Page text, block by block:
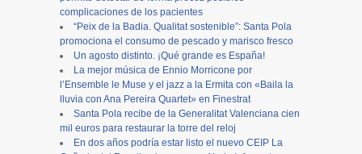
complicaciones de los pacientes
“Peix de la Badia. Qualitat sostenible”: Santa Pola
promociona el consumo de pescado y marisco fresco
Un agosto distinto. ¡Qué grande es España!
La mejor música de Ennio Morricone por
l’Ensemble le Muse y el jazz a la Ermita con «Baila la
lluvia con Ana Pereira Quartet» en Finestrat
Santa Pola recibe de la Generalitat Valenciana cien
mil euros para restaurar la torre del reloj
En dos años podría estar listo el nuevo CEIP La